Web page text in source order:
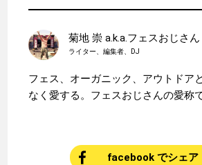
菊地 崇 a.k.a.フェスおじさん
ライター、編集者、DJ
フェス、オーガニック、アウトドア
なく愛する。フェスおじさんの愛称
facebook でシェア